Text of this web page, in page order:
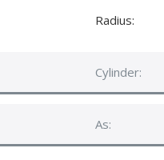
Radius:
Cylinder:
As: